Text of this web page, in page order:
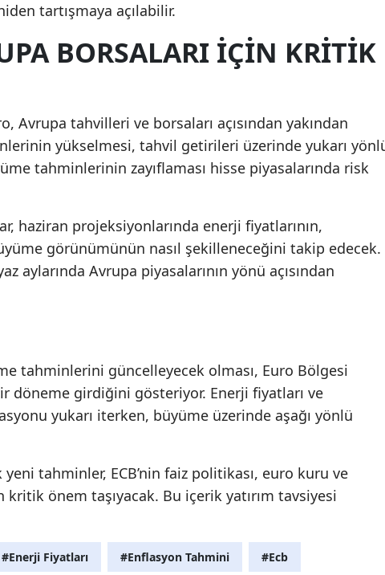
tartışmaya açılabilir.
BORSALARI IÇIN KRITIK
Avrupa tahvilleri ve borsaları açısından yakından
yükselmesi, tahvil getirileri üzerinde yukarı
tahminlerinin zayıflaması hisse piyasalarında risk
haziran projeksiyonlarında enerji fiyatlarının,
görünümünün nasıl şekilleneceğini takip edecek.
aylarında Avrupa piyasalarının yönü açısından
tahminlerini güncelleyecek olması, Euro Bölgesi
döneme girdiğini gösteriyor. Enerji fiyatları ve
yukarı iterken, büyüme üzerinde aşağı yönlü
yeni tahminler, ECB’nin faiz politikası, euro kuru ve
kritik önem taşıyacak. Bu içerik yatırım tavsiyesi
#Enerji Fiyatları #Enflasyon Tahmini #Ecb